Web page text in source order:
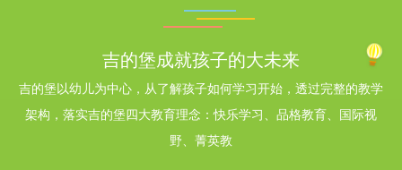
吉的堡成就孩子的大未来
吉的堡以幼儿为中心，从了解孩子如何学习开始，透过完整的教学
架构，落实吉的堡四大教育理念：快乐学习、品格教育、国际视
野、菁英教